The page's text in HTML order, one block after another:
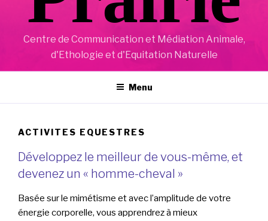
Centre de Communication et Médiation Animale,
d'Ethologie et d'Equitation Naturelle
Menu
ACTIVITES EQUESTRES
Développez le meilleur de vous-même, et
devenez un « homme-cheval »
Basée sur le mimétisme et avec l’amplitude de votre
énergie corporelle, vous apprendrez à mieux